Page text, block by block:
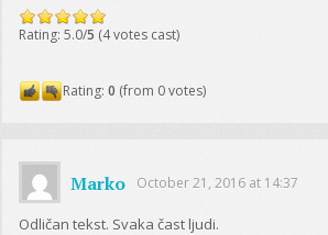
Rating: 5.0/5 (4 votes cast)
Rating:0 (from 0 votes)
Marko October 21, 2016 at 14:37
Odličan tekst. Svaka čast ljudi.